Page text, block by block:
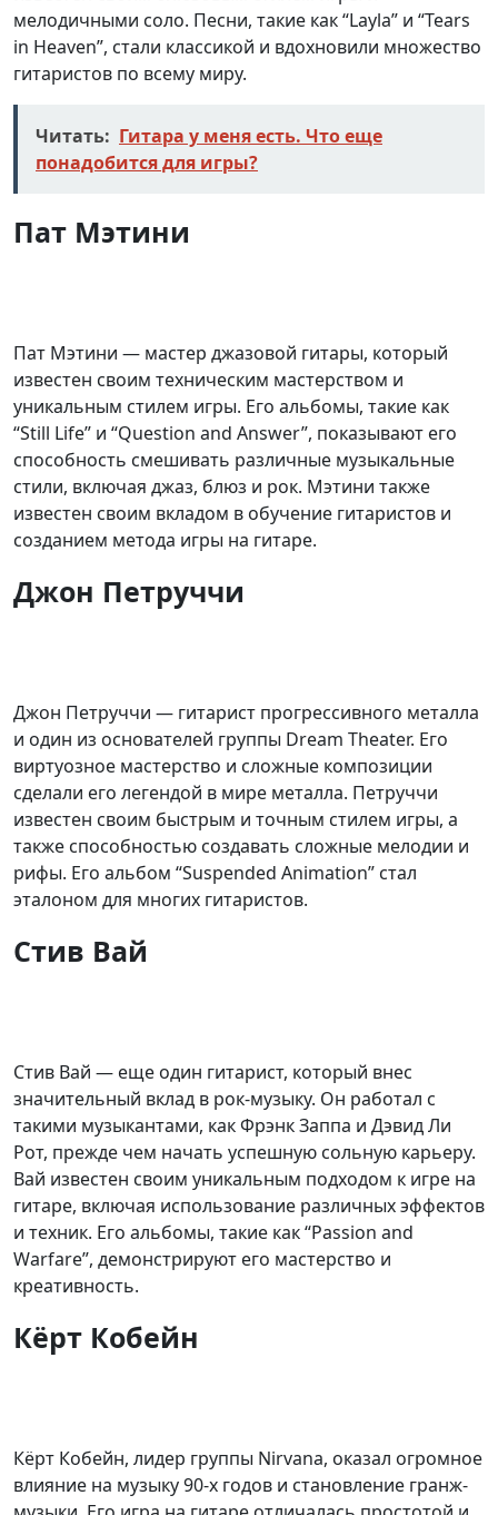
мелодичными соло. Песни, такие как “Layla” и “Tears
in Heaven”, стали классикой и вдохновили множество
гитаристов по всему миру.
Читать: Гитара у меня есть. Что еще
понадобится для игры?
Пат Мэтини
Пат Мэтини — мастер джазовой гитары, который
известен своим техническим мастерством и
уникальным стилем игры. Его альбомы, такие как
“Still Life” и “Question and Answer”, показывают его
способность смешивать различные музыкальные
стили, включая джаз, блюз и рок. Мэтини также
известен своим вкладом в обучение гитаристов и
созданием метода игры на гитаре.
Джон Петруччи
Джон Петруччи — гитарист прогрессивного металла
и один из основателей группы Dream Theater. Его
виртуозное мастерство и сложные композиции
сделали его легендой в мире металла. Петруччи
известен своим быстрым и точным стилем игры, а
также способностью создавать сложные мелодии и
рифы. Его альбом “Suspended Animation” стал
эталоном для многих гитаристов.
Стив Вай
Стив Вай — еще один гитарист, который внес
значительный вклад в рок-музыку. Он работал с
такими музыкантами, как Фрэнк Заппа и Дэвид Ли
Рот, прежде чем начать успешную сольную карьеру.
Вай известен своим уникальным подходом к игре на
гитаре, включая использование различных эффектов
и техник. Его альбомы, такие как “Passion and
Warfare”, демонстрируют его мастерство и
креативность.
Кёрт Кобейн
Кёрт Кобейн, лидер группы Nirvana, оказал огромное
влияние на музыку 90-х годов и становление гранж-